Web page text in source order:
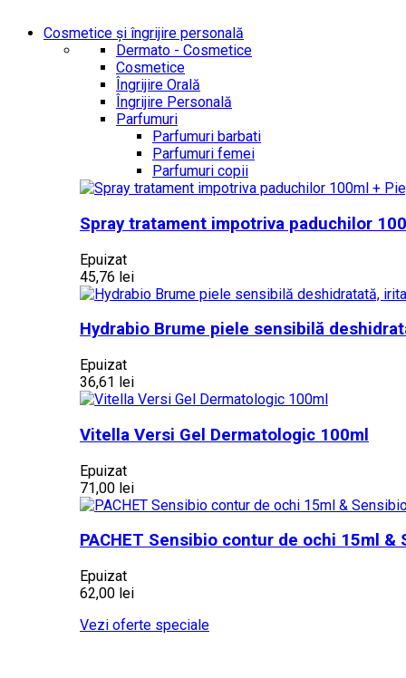
Cosmetice și îngrijire personală
Dermato - Cosmetice
Cosmetice
Îngrijire Orală
Îngrijire Personală
Parfumuri
Parfumuri barbati
Parfumuri femei
Parfumuri copii
Spray tratament impotriva paduchilor
Epuizat
45,76 lei
Hydrabio Brume piele sensibilă
Epuizat
36,61 lei
Vitella Versi Gel Dermatologic 100ml
Epuizat
71,00 lei
PACHET Sensibio contur de ochi 15ml &
Epuizat
62,00 lei
Vezi oferte speciale